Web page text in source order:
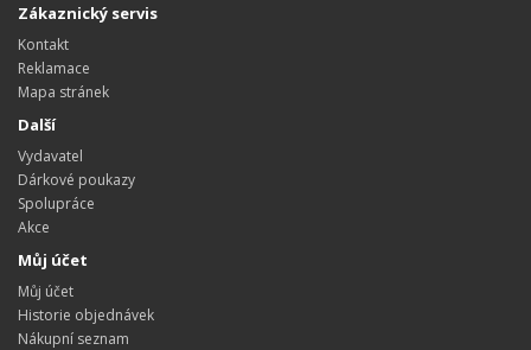
Zákaznický servis
Kontakt
Reklamace
Mapa stránek
Další
Vydavatel
Dárkové poukazy
Spolupráce
Akce
Můj účet
Můj účet
Historie objednávek
Nákupní seznam